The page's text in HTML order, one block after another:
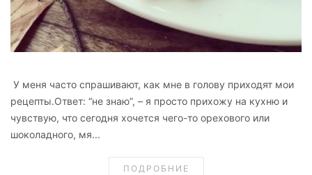
У меня часто спрашивают, как мне в голову приходят мои
рецепты.Ответ: “не знаю”, – я просто прихожу на кухню и
чувствую, что сегодня хочется чего-то орехового или
шоколадного, мя...
ПОДРОБНИЕ